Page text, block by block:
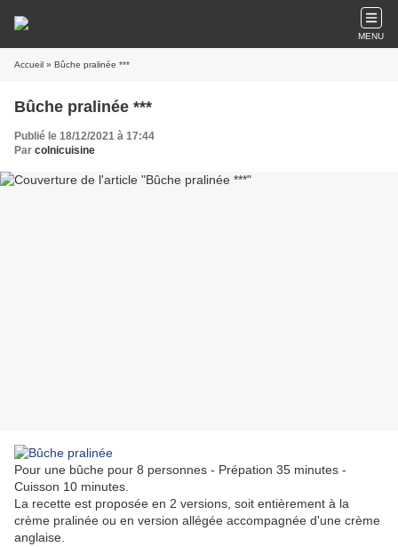
MENU
Accueil » Bûche pralinée ***
Bûche pralinée ***
Publié le 18/12/2021 à 17:44
Par colnicuisine
Pour une bûche pour 8 personnes - Prépation 35 minutes -
Cuisson 10 minutes.
La recette est proposée en 2 versions, soit entièrement à la
crème pralinée ou en version allégée accompagnée d'une crème
anglaise.